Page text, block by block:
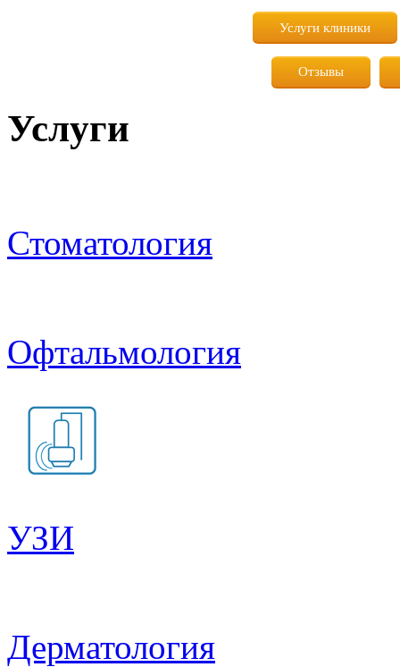
Услуги клиники
Отзывы
Услуги
Стоматология
Офтальмология
УЗИ
Дерматология